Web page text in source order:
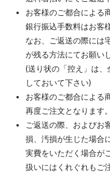
お客様のご都合による
銀行振込手数料はお客
なお、ご返送の際には
が残る方法にてお願い
(送り状の「控え」は
しておいて下さい)
お客様のご都合による
再度ご注文となります。
ご返送の際、およびお
損、汚損が生じた場合
実費をいただく場合が
扱いにはくれぐれもご